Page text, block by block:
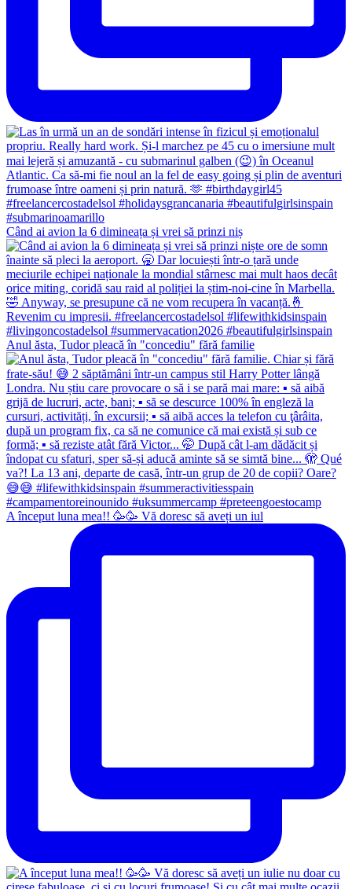
Când ai avion la 6 dimineața și vrei să prinzi niș
Anul ăsta, Tudor pleacă în "concediu" fără familie
A început luna mea!! 🥳🥳 Vă doresc să aveți un iul